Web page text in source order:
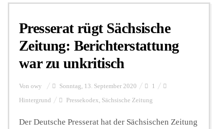
Personalien
Hintergrund
FUNKTURM-Beiträge
Presserat rügt Sächsische
Zeitung: Berichterstattung
war zu unkritisch
Von owy Sonntag, 13. September 2020 1
Hintergrund Pressekodex, Sächsische Zeitung
Der Deutsche Presserat hat der Sächsischen Zeitung